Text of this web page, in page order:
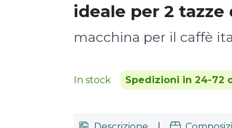
ideale per 2 tazze
macchina per il caffè
In stock Spedizioni in 24-72